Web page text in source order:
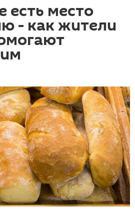
есть место
- как жители